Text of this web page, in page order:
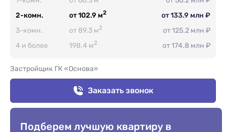
2-комн.
от 102.9 м2
от 133.9 млн ₽
3-комн.
от 89.3 м2
от 125.2 млн ₽
4 и более
198.4 м2 от 174.8 млн ₽
Застройщик ГК «Основа»
Заказать звонок
Подберем лучшую квартиру в